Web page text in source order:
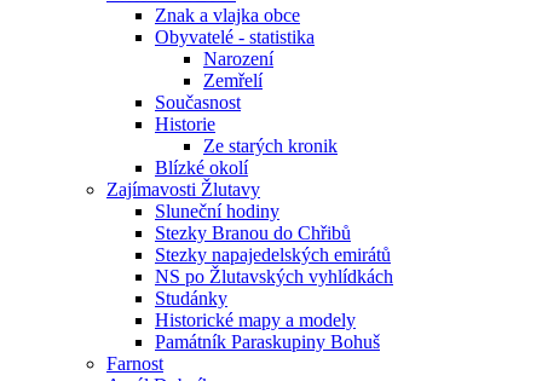
Znak a vlajka obce
Obyvatelé - statistika
Narození
Zemřelí
Současnost
Historie
Ze starých kronik
Blízké okolí
Zajímavosti Žlutavy
Sluneční hodiny
Stezky Branou do Chřibů
Stezky napajedelských emirátů
NS po Žlutavských vyhlídkách
Studánky
Historické mapy a modely
Památník Paraskupiny Bohuš
Farnost